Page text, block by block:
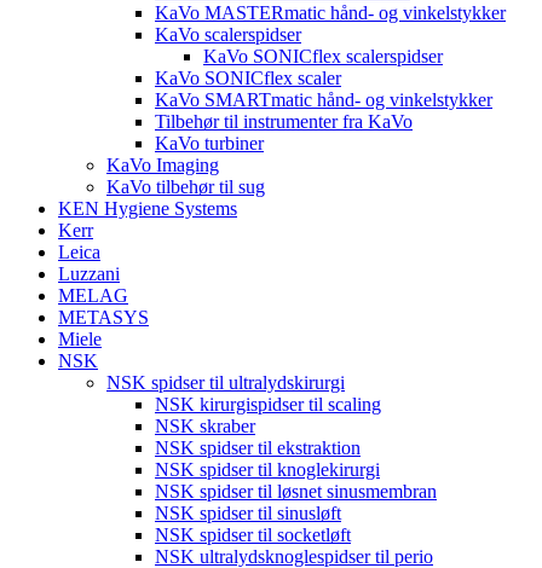
KaVo MASTERmatic hånd- og vinkelstykker
KaVo scalerspidser
KaVo SONICflex scalerspidser
KaVo SONICflex scaler
KaVo SMARTmatic hånd- og vinkelstykker
Tilbehør til instrumenter fra KaVo
KaVo turbiner
KaVo Imaging
KaVo tilbehør til sug
KEN Hygiene Systems
Kerr
Leica
Luzzani
MELAG
METASYS
Miele
NSK
NSK spidser til ultralydskirurgi
NSK kirurgispidser til scaling
NSK skraber
NSK spidser til ekstraktion
NSK spidser til knoglekirurgi
NSK spidser til løsnet sinusmembran
NSK spidser til sinusløft
NSK spidser til socketløft
NSK ultralydsknoglespidser til perio